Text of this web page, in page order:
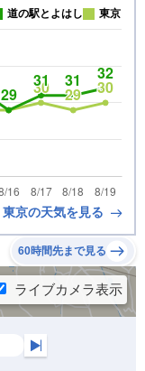
道の駅とよはし 東京
東京の天気を見る
60時間先まで見る